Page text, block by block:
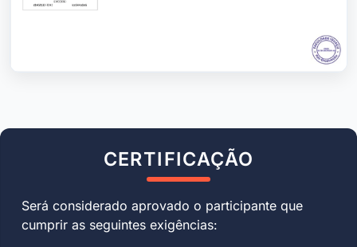
CERTIFICAÇÃO
Será considerado aprovado o participante que
cumprir as seguintes exigências: